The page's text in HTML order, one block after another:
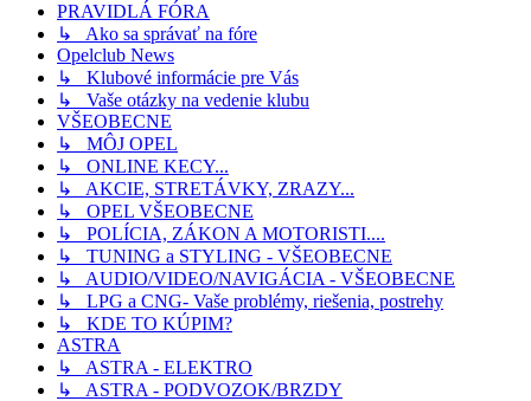
PRAVIDLÁ FÓRA
↳ Ako sa správať na fóre
Opelclub News
↳ Klubové informácie pre Vás
↳ Vaše otázky na vedenie klubu
VŠEOBECNE
↳ MÔJ OPEL
↳ ONLINE KECY...
↳ AKCIE, STRETÁVKY, ZRAZY...
↳ OPEL VŠEOBECNE
↳ POLÍCIA, ZÁKON A MOTORISTI....
↳ TUNING a STYLING - VŠEOBECNE
↳ AUDIO/VIDEO/NAVIGÁCIA - VŠEOBECNE
↳ LPG a CNG- Vaše problémy, riešenia, postrehy
↳ KDE TO KÚPIM?
ASTRA
↳ ASTRA - ELEKTRO
↳ ASTRA - PODVOZOK/BRZDY